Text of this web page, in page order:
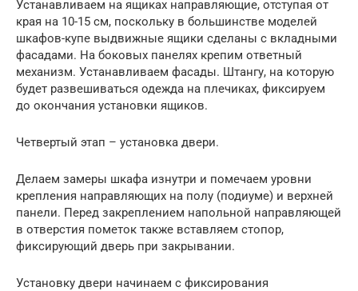
Устанавливаем на ящиках направляющие, отступая от
края на 10-15 см, поскольку в большинстве моделей
шкафов-купе выдвижные ящики сделаны с вкладными
фасадами. На боковых панелях крепим ответный
механизм. Устанавливаем фасады. Штангу, на которую
будет развешиваться одежда на плечиках, фиксируем
до окончания установки ящиков.
Четвертый этап – установка двери.
Делаем замеры шкафа изнутри и помечаем уровни
крепления направляющих на полу (подиуме) и верхней
панели. Перед закреплением напольной направляющей
в отверстия пометок также вставляем стопор,
фиксирующий дверь при закрывании.
Установку двери начинаем с фиксирования